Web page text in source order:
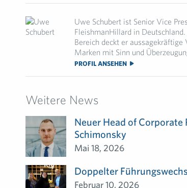
Uwe Schubert ist Senior Vice
FleishmanHillard in
Bereich deckt er
Marken mit Sinn und
PROFIL ANSEHEN
Weitere News
Neuer Head of
Schimonsky
Mai 18, 2026
Doppelter
Februar 10, 2026